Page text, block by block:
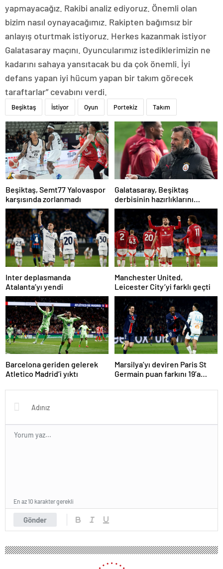
yapmayacağız. Rakibi analiz ediyoruz. Önemli olan
bizim nasıl oynayacağımız. Rakipten bağımsız bir
anlayış oturtmak istiyoruz. Herkes kazanmak istiyor
Galatasaray maçını. Oyuncularımız istediklerimizin ne
kadarını sahaya yansıtacak bu da çok önemli. İyi
defans yapan iyi hücum yapan bir takım görecek
taraftarlar” cevabını verdi.
Beşiktaş İstiyor Oyun Portekiz Takım
Beşiktaş, Semt77 Yalovaspor
karşısında zorlanmadı
Galatasaray, Beşiktaş
derbisinin hazırlıklarını
tamamladı
Inter deplasmanda
Atalanta’yı yendi
Manchester United,
Leicester City’yi farklı geçti
Barcelona geriden gelerek
Atletico Madrid’i yıktı
Marsilya’yı deviren Paris St
Germain puan farkını 19’a
Gönder
En az 10 karakter gerekli